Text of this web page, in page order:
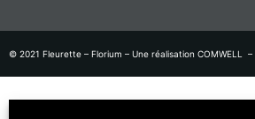
© 2021 Fleurette – Florium – Une réalisation COMWELL –